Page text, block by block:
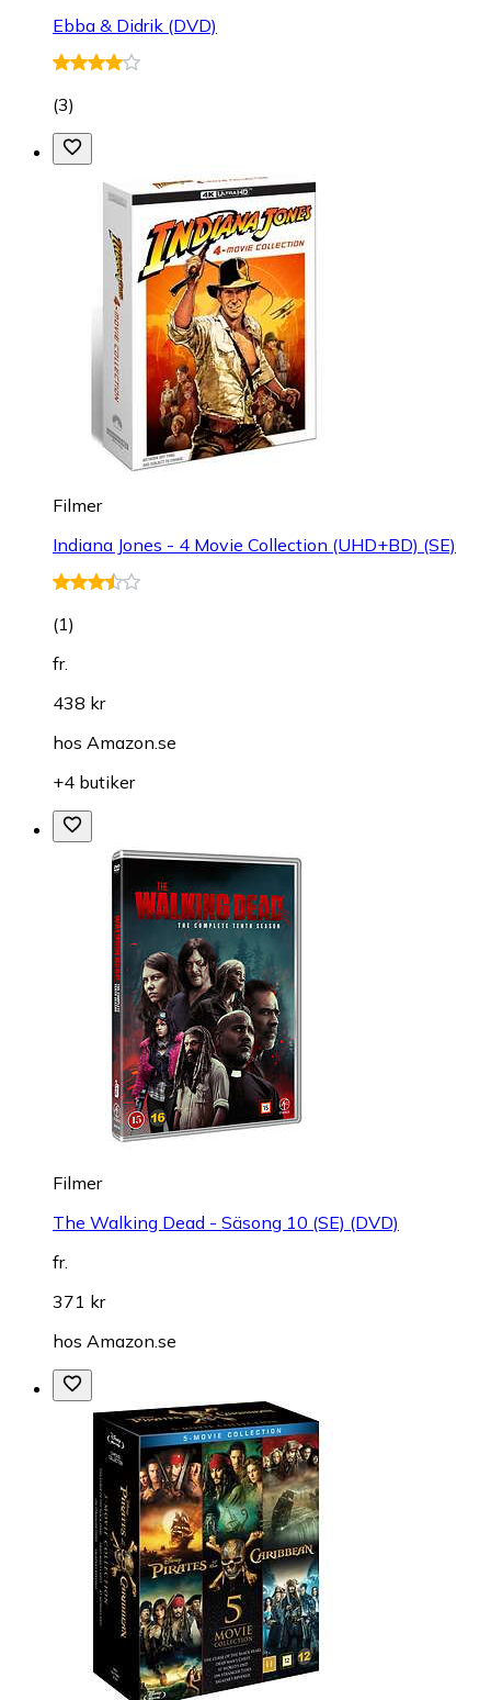
Ebba & Didrik (DVD)
(3)
Filmer
Indiana Jones - 4 Movie Collection (UHD+BD) (SE)
(1)
fr.
438 kr
hos Amazon.se
+4 butiker
Filmer
The Walking Dead - Säsong 10 (SE) (DVD)
fr.
371 kr
hos Amazon.se